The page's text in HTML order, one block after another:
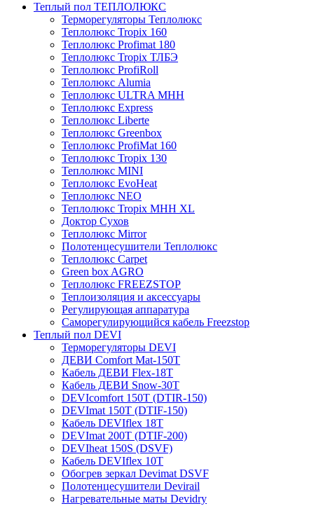
Теплый пол ТЕПЛОЛЮКС
Терморегуляторы Теплолюкс
Теплолюкс Tropix 160
Теплолюкс Profimat 180
Теплолюкс Tropix ТЛБЭ
Теплолюкс ProfiRoll
Теплолюкс Alumia
Теплолюкс ULTRA МНН
Теплолюкс Express
Теплолюкс Liberte
Теплолюкс Greenbox
Теплолюкс ProfiMat 160
Теплолюкс Tropix 130
Теплолюкс MINI
Теплолюкс EvoHeat
Теплолюкс NEO
Теплолюкс Tropix МНН XL
Доктор Сухов
Теплолюкс Mirror
Полотенцесушители Теплолюкс
Теплолюкс Carpet
Green box AGRO
Теплолюкс FREEZSTOP
Теплоизоляция и аксессуары
Регулирующая аппаратура
Cаморегулирующийся кабель Freezstop
Теплый пол DEVI
Терморегуляторы DEVI
ДЕВИ Comfort Mat-150T
Кабель ДЕВИ Flex-18T
Кабель ДЕВИ Snow-30T
DEVIcomfort 150T (DTIR-150)
DEVImat 150T (DTIF-150)
Кабель DEVIflex 18T
DEVImat 200T (DTIF-200)
DEVIheat 150S (DSVF)
Кабель DEVIflex 10T
Обогрев зеркал Devimat DSVF
Полотенцесушители Devirail
Нагревательные маты Devidry